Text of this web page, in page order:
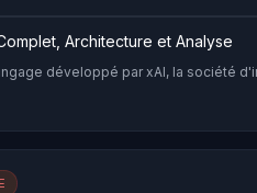
Architecture et Analyse
développé par xAI, la société